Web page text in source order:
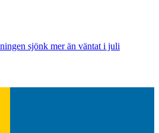
sjönk mer än väntat i juli